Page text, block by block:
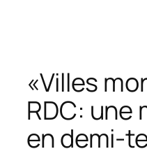
«Villes
RDC: une
en demi-